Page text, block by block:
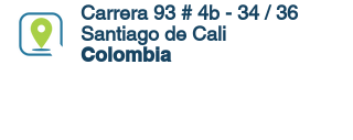
Carrera 93 # 4b - 34 / 36
Santiago de Cali
Colombia